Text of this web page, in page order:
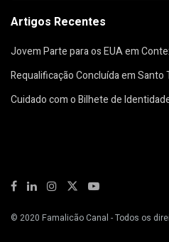
Artigos Recentes
Jovem Parte para os EUA em
Requalificação Concluída em Santo
Cuidado com o Bilhete de
© 2020 Famalicão Canal - Todos os